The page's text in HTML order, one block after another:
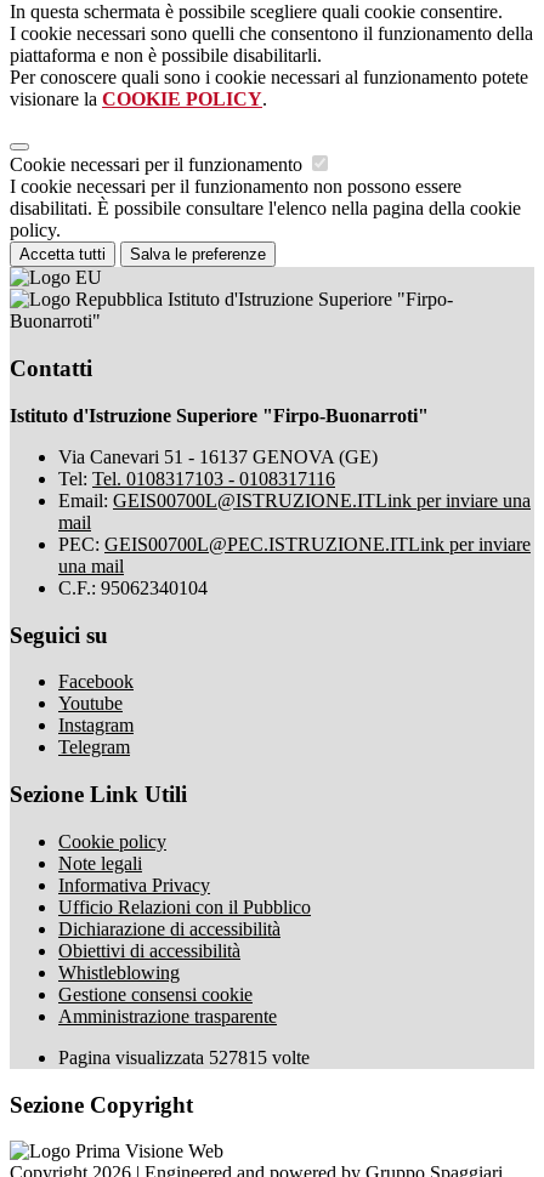
In questa schermata è possibile scegliere quali cookie consentire.
I cookie necessari sono quelli che consentono il funzionamento della
piattaforma e non è possibile disabilitarli.
Per conoscere quali sono i cookie necessari al funzionamento potete
visionare la COOKIE POLICY.
Cookie necessari per il funzionamento
I cookie necessari per il funzionamento non possono essere
disabilitati. È possibile consultare l'elenco nella pagina della cookie
policy.
Accetta tutti Salva le preferenze
Istituto d'Istruzione Superiore "Firpo-
Buonarroti"
Contatti
Istituto d'Istruzione Superiore "Firpo-Buonarroti"
Via Canevari 51 - 16137 GENOVA (GE)
Tel: Tel. 0108317103 - 0108317116
Email: GEIS00700L@ISTRUZIONE.ITLink per inviare una
mail
PEC: GEIS00700L@PEC.ISTRUZIONE.ITLink per inviare
una mail
C.F.: 95062340104
Seguici su
Facebook
Youtube
Instagram
Telegram
Sezione Link Utili
Cookie policy
Note legali
Informativa Privacy
Ufficio Relazioni con il Pubblico
Dichiarazione di accessibilità
Obiettivi di accessibilità
Whistleblowing
Gestione consensi cookie
Amministrazione trasparente
Pagina visualizzata 527815 volte
Sezione Copyright